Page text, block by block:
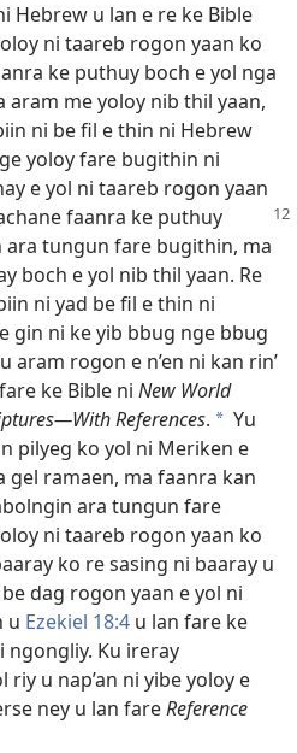
Hebrew u lan e re ke Bible
ni taareb rogon yaan ko
ke puthuy boch e yol nga
me yoloy nib thil yaan,
ni be fil e thin ni Hebrew
yoloy fare bugithin ni
e yol ni taareb rogon yaan
faanra ke puthuy
ara tungun fare bugithin, ma
boch e yol nib thil yaan. Re
ni yad be fil e thin ni
gin ni ke yib bbug nge bbug
aram rogon e n’en ni kan rin’
ke Bible ni New World
References. * Yu
pilyeg ko yol ni Meriken e
gel ramaen, ma faanra kan
ara tungun fare
ni taareb rogon yaan ko
ko re sasing ni baaray u
dag rogon yaan e yol ni
u Ezekiel 18:4 u lan fare ke
ngongliy. Ku ireray
u nap’an ni yibe yoloy e
ney u lan fareReference